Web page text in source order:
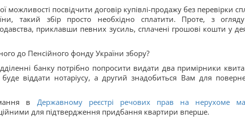
можливості посвідчити договір купівлі-продажу без перевірки
такий збір просто необхідно сплатити. Проте, з
приклавши певних зусиль, сплачені грошові кошти у
до Пенсійного фонду України збору?
банку потрібно попросити видати два примірники
віддати нотаріусу, а другий знадобиться Вам для
в Державному реєстрі речових прав на нерухоме
для підтвердження придбання квартири вперше.